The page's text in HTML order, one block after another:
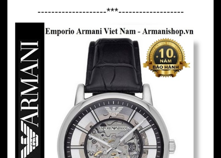
--------------------***-------------------